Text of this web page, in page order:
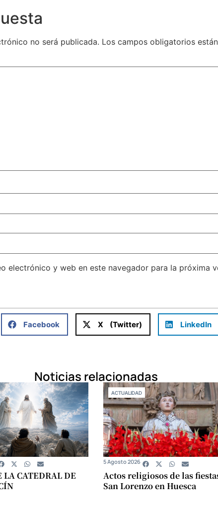
no será publicada. Los campos obligatorios
electrónico y web en este navegador para la próxima
Facebook X (Twitter) LinkedIn
Noticias relacionadas
LA CATEDRAL DE
ACTUALIDAD
Actos religiosos de las
San Lorenzo en Huesca
5 Agosto 2026